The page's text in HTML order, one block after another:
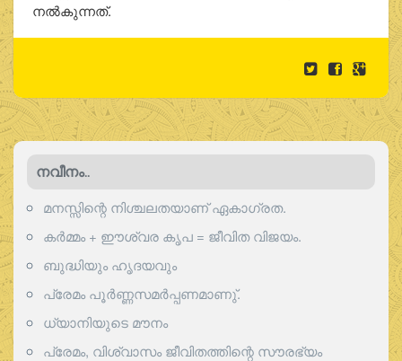
നല്‍കുന്നത്.
നവീനം..
മനസ്സിന്റെ നിശ്ചലതയാണ് ഏകാഗ്രത.
കർമ്മം + ഈശ്വര കൃപ = ജീവിത വിജയം.
ബുദ്ധിയും ഹൃദയവും
പ്രേമം പൂര്‍ണ്ണസമര്‍പ്പണമാണു്.
ധ്യാനിയുടെ മൗനം
പ്രേമം, വിശ്വാസം ജീവിതത്തിന്റെ സൗരഭ്യം